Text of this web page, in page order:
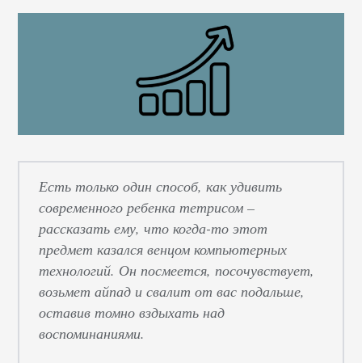
Есть только один способ, как удивить
современного ребенка тетрисом –
рассказать ему, что когда-то этот
предмет казался венцом компьютерных
технологий. Он посмеется, посочувствует,
возьмет айпад и свалит от вас подальше,
оставив томно вздыхать над
воспоминаниями.